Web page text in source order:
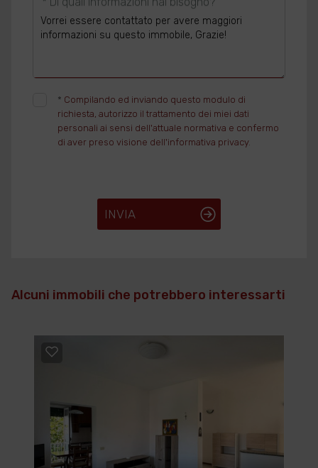
* Compilando ed inviando questo modulo di
richiesta, autorizzo il trattamento dei miei dati
personali ai sensi dell'attuale normativa e confermo
di aver preso visione dell'informativa privacy.
INVIA
Alcuni immobili che potrebbero interessarti